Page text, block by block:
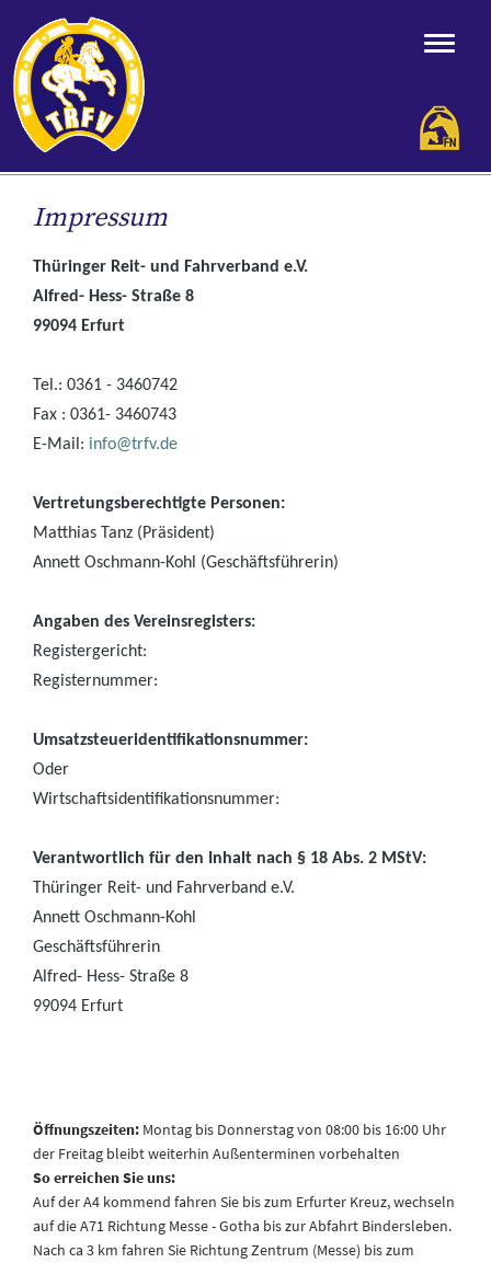
Impressum
Thüringer Reit- und Fahrverband e.V.
Alfred- Hess- Straße 8
99094 Erfurt
Tel.: 0361 - 3460742
Fax : 0361- 3460743
E-Mail: info@trfv.de
Vertretungsberechtigte Personen:
Matthias Tanz (Präsident)
Annett Oschmann-Kohl (Geschäftsführerin)
Angaben des Vereinsregisters:
Registergericht:
Registernummer:
Umsatzsteueridentifikationsnummer:
Oder
Wirtschaftsidentifikationsnummer:
Verantwortlich für den Inhalt nach § 18 Abs. 2 MStV:
Thüringer Reit- und Fahrverband e.V.
Annett Oschmann-Kohl
Geschäftsführerin
Alfred- Hess- Straße 8
99094 Erfurt
Öffnungszeiten:Montag bis Donnerstag von 08:00 bis 16:00 Uhr
der Freitag bleibt weiterhin Außenterminen vorbehalten
So erreichen Sie uns:
Auf der A4 kommend fahren Sie bis zum Erfurter Kreuz, wechseln
auf die A71 Richtung Messe - Gotha bis zur Abfahrt Bindersleben.
Nach ca 3 km fahren Sie Richtung Zentrum (Messe) bis zum